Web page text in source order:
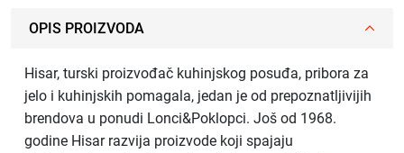
OPIS PROIZVODA
Hisar, turski proizvođač kuhinjskog posuđa, pribora za
jelo i kuhinjskih pomagala, jedan je od prepoznatljivijih
brendova u ponudi Lonci&Poklopci. Još od 1968.
godine Hisar razvija proizvode koji spajaju